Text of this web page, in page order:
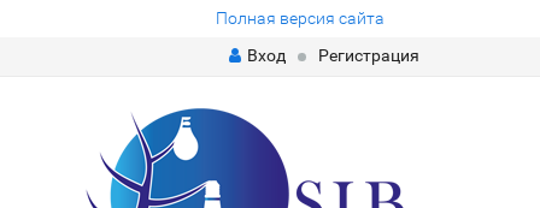
Полная версия сайта
Вход
Регистрация